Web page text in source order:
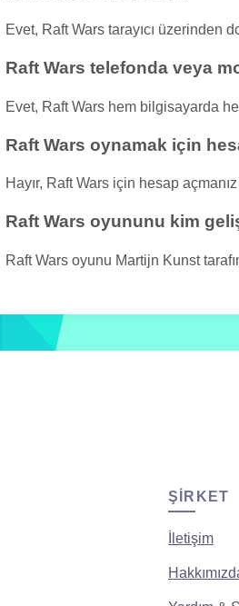
Evet, Raft Wars tarayıcı üzerinden
Raft Wars telefonda veya
Evet, Raft Wars hem bilgisayarda
Raft Wars oynamak için
Hayır, Raft Wars için hesap
Raft Wars oyununu kim
Raft Wars oyunu Martijn Kunst
ŞIRKET
İletişim